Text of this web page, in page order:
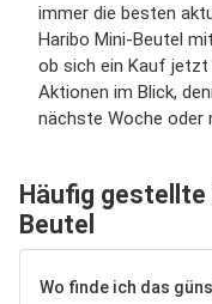
immer die besten
Haribo Mini-Beutel
ob sich ein Kauf jetzt
Aktionen im Blick,
nächste Woche oder
Häufig gestellte
Beutel
Wo finde ich das